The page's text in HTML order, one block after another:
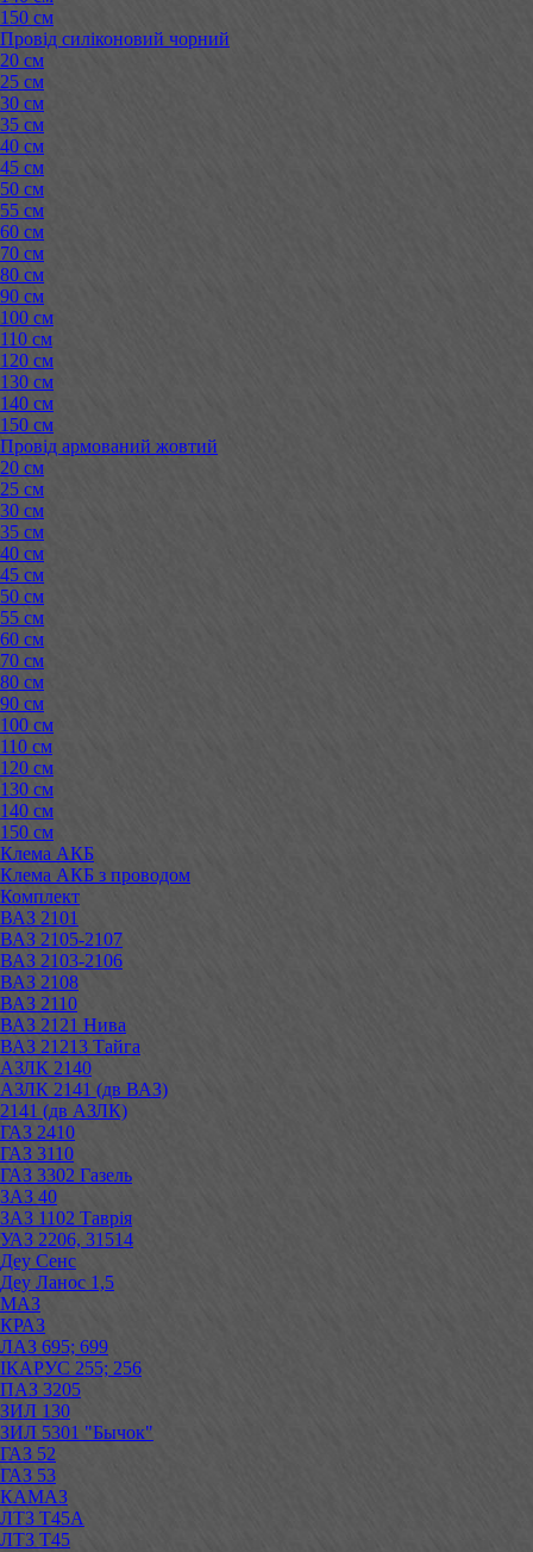
150 см
Провід силіконовий чорний
20 см
25 см
30 см
35 см
40 см
45 см
50 см
55 см
60 см
70 см
80 см
90 см
100 см
110 см
120 см
130 см
140 см
150 см
Провід армований жовтий
20 см
25 см
30 см
35 см
40 см
45 см
50 см
55 см
60 см
70 см
80 см
90 см
100 см
110 см
120 см
130 см
140 см
150 см
Клема АКБ
Клема АКБ з проводом
Комплект
ВАЗ 2101
ВАЗ 2105-2107
ВАЗ 2103-2106
ВАЗ 2108
ВАЗ 2110
ВАЗ 2121 Нива
ВАЗ 21213 Тайга
АЗЛК 2140
АЗЛК 2141 (дв ВАЗ)
2141 (дв АЗЛК)
ГАЗ 2410
ГАЗ 3110
ГАЗ 3302 Газель
ЗАЗ 40
ЗАЗ 1102 Таврія
УАЗ 2206, 31514
Деу Сенс
Деу Ланос 1,5
МАЗ
КРАЗ
ЛАЗ 695; 699
ІКАРУС 255; 256
ПАЗ 3205
ЗИЛ 130
ЗИЛ 5301 "Бычок"
ГАЗ 52
ГАЗ 53
КАМАЗ
ЛТЗ Т45А
ЛТЗ Т45